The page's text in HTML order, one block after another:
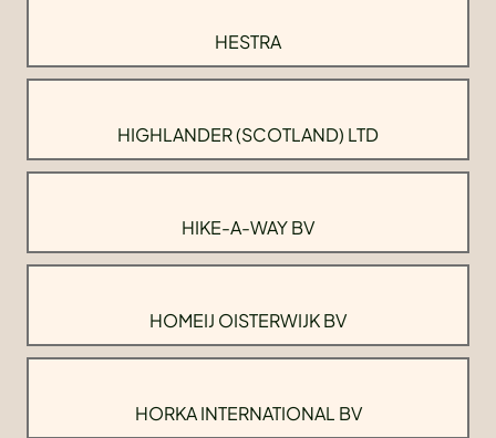
HESTRA
HIGHLANDER (SCOTLAND) LTD
HIKE-A-WAY BV
HOMEIJ OISTERWIJK BV
HORKA INTERNATIONAL BV